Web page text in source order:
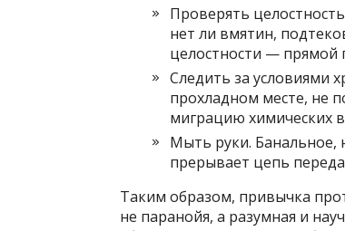
Проверять
нет ли вмятин,
целостности — прямой
Следить за условиями
прохладном месте, не
миграцию химических
Мыть руки. Банальное,
прерывает цепь
Таким образом, привычка
не паранойя, а разумная и